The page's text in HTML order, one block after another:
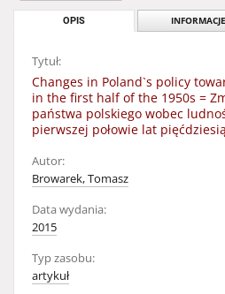
OPIS INFORMACJE
Tytuł:
Changes in Poland`s policy
in the first half of the 1950s =
państwa polskiego wobec
pierwszej połowie lat
Autor:
Browarek, Tomasz
Data wydania:
2015
Typ zasobu:
artykuł